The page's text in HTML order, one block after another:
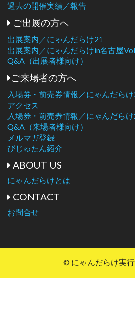
過去の開催実績／報告
ご出展の方へ
出展案内／にゃんだらけ21
出展案内／にゃんだらけin名古屋
Q&A（出展者様向け）
ご来場者の方へ
入場券・前売券情報／にゃんだらけ
アクセス
入場券・前売券情報／にゃんだら
Q&A（来場者様向け）
メルマガ登録
びじゅたん紹介
ABOUT US
にゃんだらけとは
CONTACT
お問合せ
© にゃんだらけ実